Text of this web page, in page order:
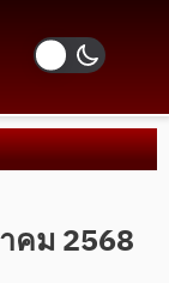
คม 2568